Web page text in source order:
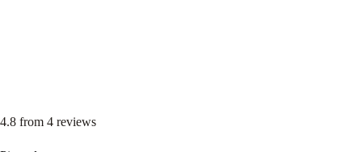
4.8 from 4 reviews